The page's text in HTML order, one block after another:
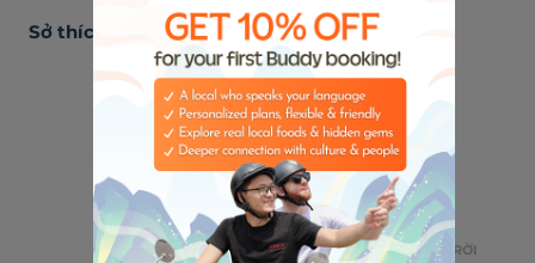
Sở thích
🎸
ÂM NHẠC
🌮
ĂN UỐNG
🌃
SỐNG VỀ ĐÊM
⛺
HOẠT ĐỘNG NGOÀI TRỜI